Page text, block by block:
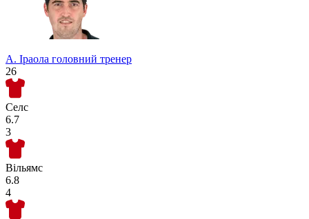
А. Іраола головний тренер
26
Селс
6.7
3
Вільямс
6.8
4